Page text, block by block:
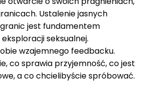
Ustalenie jasnych
jest fundamentem
seksualnej.
wzajemnego feedbacku.
co sprawia przyjemność, co jest
a co chcielibyście spróbować.